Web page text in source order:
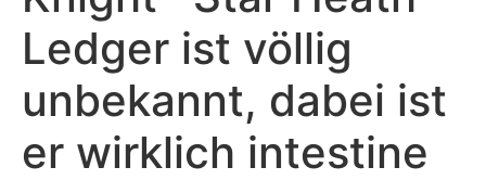
Ledger ist völlig
unbekannt, dabei ist
er wirklich intestine